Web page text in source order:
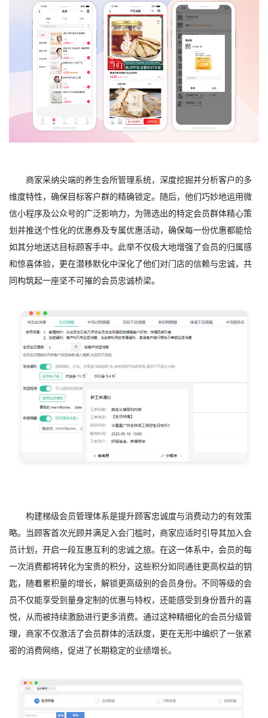
商家采纳尖端的养生会所管理系统，深度挖掘并分析客户的多
维度特性，确保目标客户群的精确锁定。随后，他们巧妙地运用微
信小程序及公众号的广泛影响力，为筛选出的特定会员群体精心策
划并推送个性化的优惠券及专属优惠活动，确保每一份优惠都能恰
如其分地送达目标顾客手中。此举不仅极大地增强了会员的归属感
和惊喜体验，更在潜移默化中深化了他们对门店的信赖与忠诚，共
同构筑起一座坚不可摧的会员忠诚桥梁。
构建梯级会员管理体系是提升顾客忠诚度与消费动力的有效策
略。当顾客首次光顾并满足入会门槛时，商家应适时引导其加入会
员计划，开启一段互惠互利的忠诚之旅。在这一体系中，会员的每
一次消费都将转化为宝贵的积分，这些积分如同通往更高权益的钥
匙，随着累积量的增长，解锁更高级别的会员身份。不同等级的会
员不仅能享受到量身定制的优惠与特权，还能感受到身份晋升的喜
悦，从而被持续激励进行更多消费。通过这种精细化的会员分级管
理，商家不仅激活了会员群体的活跃度，更在无形中编织了一张紧
密的消费网络，促进了长期稳定的业绩增长。